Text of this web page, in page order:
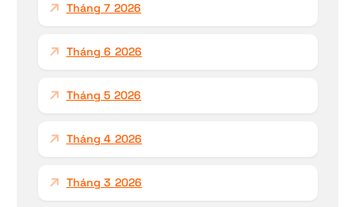
Tháng 7 2026
Tháng 6 2026
Tháng 5 2026
Tháng 4 2026
Tháng 3 2026